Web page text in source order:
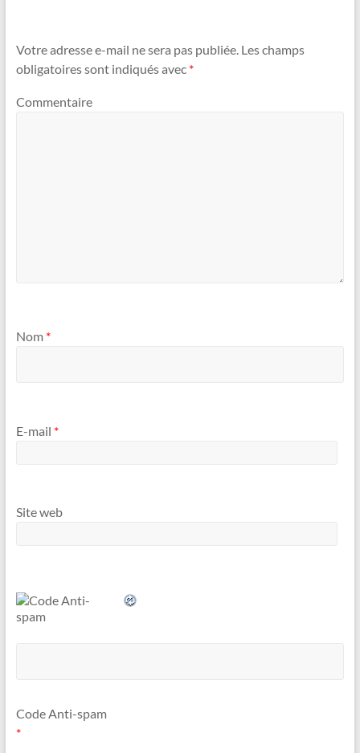
Votre adresse e-mail ne sera pas publiée. Les champs
obligatoires sont indiqués avec *
Commentaire
Nom *
E-mail *
Site web
Code Anti-spam
*